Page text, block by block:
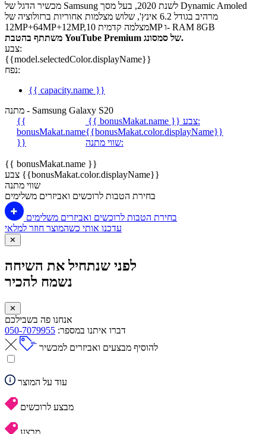
מכשיר הדגל של Samsung לשנת 2020, בעל מסך Dynamic Amoled
מרהיב בגודל 6.2 אינץ', שלוש מצלמות אחוריות ברזולוציה של
12MP+64MP+12MP,מצלמה קדמית 10MP ו- RAM 8GB
משתתף בהטבת YouTube Premium של סמסונג.
צבע:
{{model.selectedColor.displayName}}
נפח:
{{ capacity.name }}
מתנה - Samsung Galaxy S20
{{
bonusMakat.name
}}
{{ bonusMakat.name }}
צבע:
{{bonusMakat.color.displayName}}
שווי מתנה:
{{ bonusMakat.name }}
צבע {{bonusMakat.color.displayName}}
שווי מתנה
בחירת הטבות לרוכשים ואביזרים משלימים
בחירת הטבות לרוכשים ואביזרים משלימים
עדכנו אותי כשהמוצר חוזר למלאי
✕
לפני שנתחיל את השיחה
נשמח להכיר
✕
אנחנו פה בשבילכם
דברו איתנו במספר: 050-7079955
להוסיף מבצעים ואביזרים למכשיר
עוד על המוצר
מבצע לרוכשים
מבצע